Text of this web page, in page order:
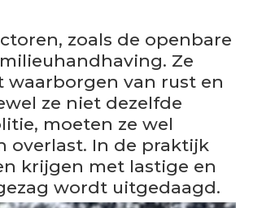
zoals de openbare
Ze
van rust en
ze niet dezelfde
moeten ze wel
overlast. In de praktijk
krijgen met lastige en
wordt uitgedaagd.